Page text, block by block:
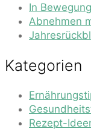
In
Abnehmen
Kategorien
Rezept-